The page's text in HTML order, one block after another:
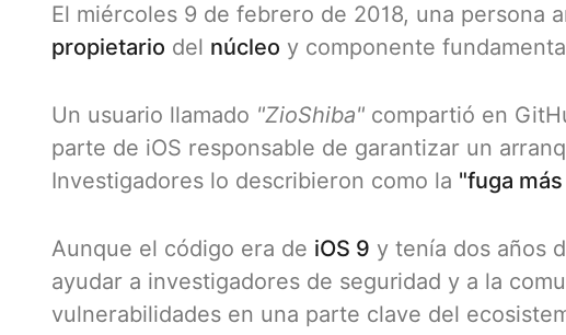
El miércoles 9 de febrero de 2018, una persona
propietario del núcleo y componente
Un usuario llamado "ZioShiba"compartió en
parte de iOS responsable de garantizar un
Investigadores lo describieron como la "fuga
Aunque el código era de iOS 9 y tenía dos años
ayudar a investigadores de seguridad y a la
vulnerabilidades en una parte clave del